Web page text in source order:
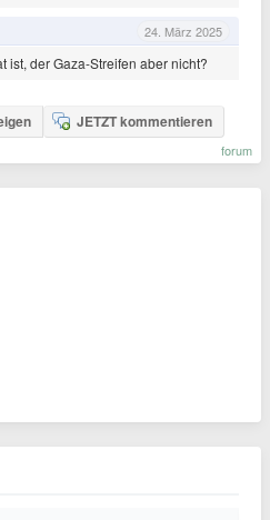
24. März 2025
ist, der Gaza-Streifen aber nicht?
JETZT kommentieren
forum